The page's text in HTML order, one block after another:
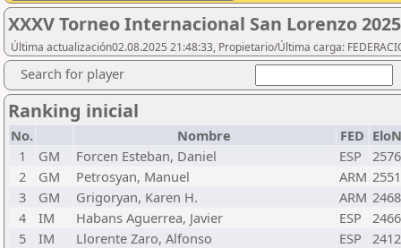
XXXV Torneo Internacional San Lorenzo 2025
Última actualización02.08.2025 21:48:33, Propietario/Última carga:
Search for player
Ranking inicial
No. Nombre FED EloN
1
GM Forcen Esteban, Daniel ESP
2576
2
GM Petrosyan, Manuel ARM 2551
3
GM Grigoryan, Karen H. ARM 2468
4
IM Habans Aguerrea, Javier ESP
2466
5
IM Llorente Zaro, Alfonso ESP
2412